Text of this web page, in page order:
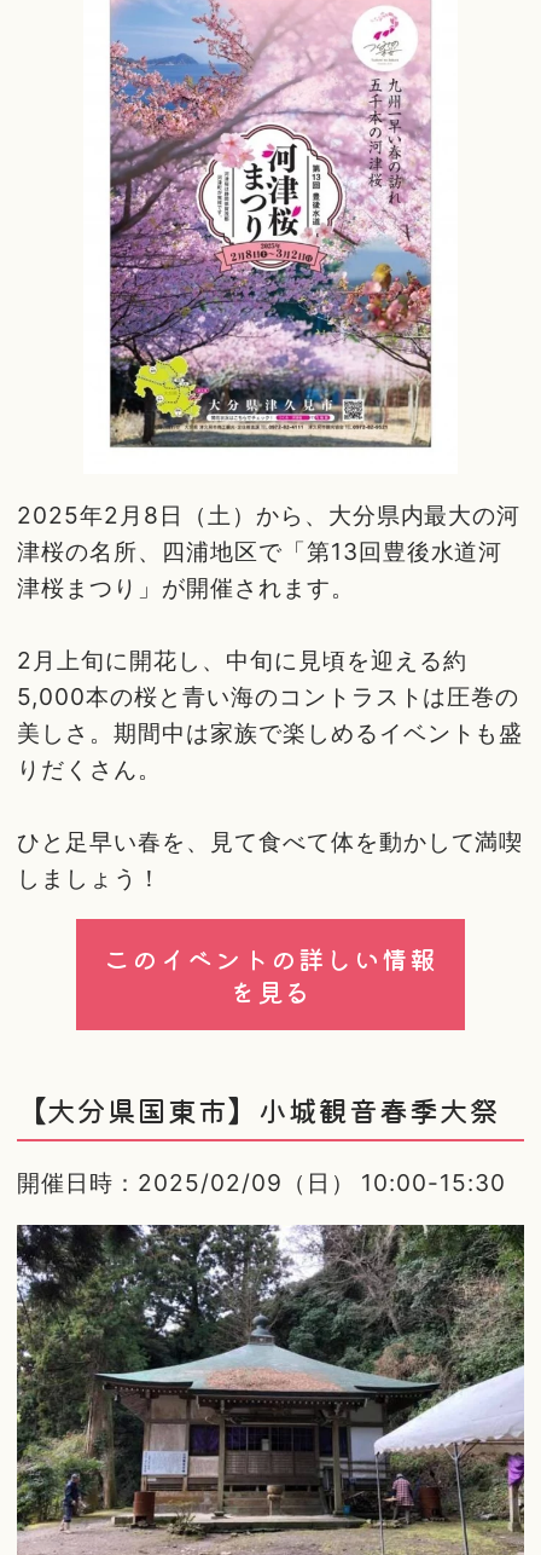
2025年2月8日（土）から、大分県内最大の河
津桜の名所、四浦地区で「第13回豊後水道河
津桜まつり」が開催されます。
2月上旬に開花し、中旬に見頃を迎える約
5,000本の桜と青い海のコントラストは圧巻の
美しさ。期間中は家族で楽しめるイベントも盛
りだくさん。
ひと足早い春を、見て食べて体を動かして満喫
しましょう！
このイベントの詳しい情報
を見る
【大分県国東市】小城観音春季大祭
開催日時：2025/02/09（日） 10:00-15:30